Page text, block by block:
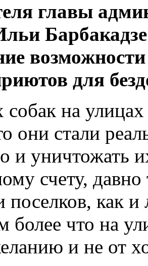
главы
Барбакадзе
для
собак на
они стали
и уничтожать
счету,
поселков, как
более что на
и не от